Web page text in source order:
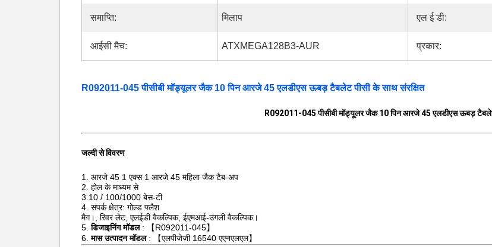
समाप्ति: मिलाप एल ई डी:
आईसी मैच: ATXMEGA128B3-AUR प्रकार:
R092011-045 पीसीबी मॉड्यूलर जैक 10 पिन आरजे 45 एलडीएस ऊबड़ टैबलेट पीसी के साथ संरक्षित
R092011-045 पीसीबी मॉड्यूलर जैक 10 पिन आरजे 45 एलडीएस ऊबड़ टैबलेट
जल्दी से विवरण
1. आरजे 45 1 एक्स 1 आरजे 45 महिला जैक टैब-अप
2. होल के माध्यम से
3.10 / 100/1000 बेस-टी
4. संपर्क क्षेत्र: गोल्ड फ्लैश
मैग।, रिवर लेट, एलईडी वैकल्पिक, ईएमआई-उंगली वैकल्पिक।
5.डिजाइनिंग मॉडल: 【R092011-045】
6.मास उत्पादन मॉडल: 【एलपीजेजी 16540 एएनएलएल】